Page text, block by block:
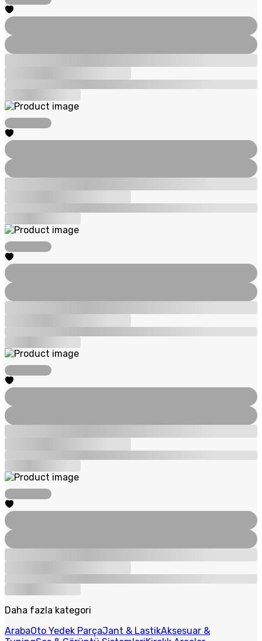
Daha fazla kategori
ArabaOto Yedek ParçaJant & LastikAksesuar &